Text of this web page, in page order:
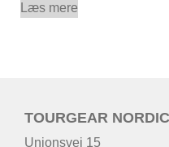
Læs mere
TOURGEAR
Unionsvej 15